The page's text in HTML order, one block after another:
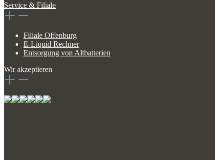
Service & Filiale
Filiale Offenburg
E-Liquid Rechner
Entsorgung von Altbatterien
Wir akzeptieren